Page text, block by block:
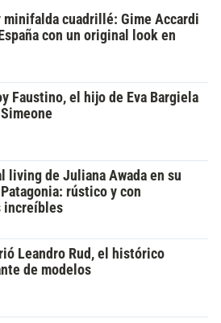
minifalda cuadrillé: Gime Accardi
con un original look en
Faustino, el hijo de Eva Bargiela
living de Juliana Awada en su
rústico y con
increíbles
Leandro Rud, el histórico
de modelos